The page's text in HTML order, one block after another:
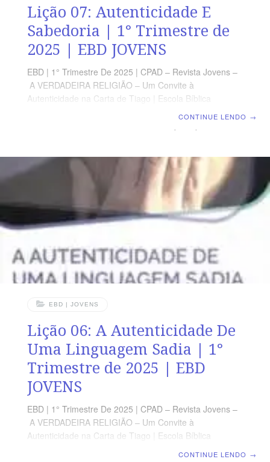
Lição 07: Autenticidade E
Sabedoria | 1° Trimestre de
2025 | EBD JOVENS
EBD | 1° Trimestre De 2025 | CPAD – Revista Jovens –
A VERDADEIRA RELIGIÃO – Um Convite à
Autenticidade na Carta de Tiago | Escola Bíblica
proveniente de Deus, é comprovada por boas obrase
promove paz e justiça. LEITURA SEMANAL SEGUNDA
– Pv 2.6 O Senhor concede sabedoriaTERÇA – Pv 3.13
Feliz é o que encontra sabedoriaQUARTA – Ec 7 1 2 A
CONTINUE LENDO →
EBD | JOVENS
Lição 06: A Autenticidade De
Uma Linguagem Sadia | 1°
Trimestre de 2025 | EBD
JOVENS
EBD | 1° Trimestre De 2025 | CPAD – Revista Jovens –
A VERDADEIRA RELIGIÃO – Um Convite à
Autenticidade na Carta de Tiago | Escola Bíblica
CONTINUE LENDO →